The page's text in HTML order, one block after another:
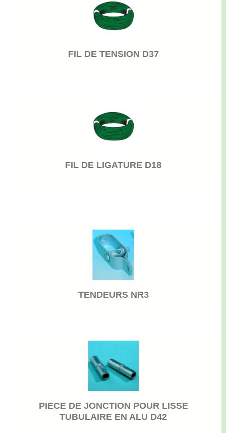
FIL DE TENSION D37
FIL DE LIGATURE D18
TENDEURS NR3
PIECE DE JONCTION POUR LISSE
TUBULAIRE EN ALU D42